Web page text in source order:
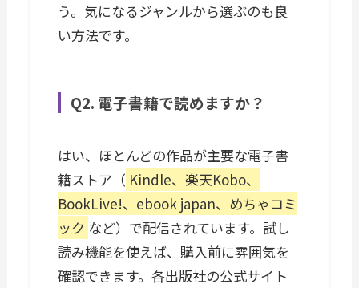
う。気になるジャンルから選ぶのも良
い方法です。
Q2. 電子書籍で読めますか？
はい、ほとんどの作品が主要な電子書
籍ストア（ Kindle、楽天Kobo、
BookLive!、ebook japan、めちゃコミ
ック など）で配信されています。試し
読み機能を使えば、購入前に雰囲気を
確認できます。各出版社の公式サイト